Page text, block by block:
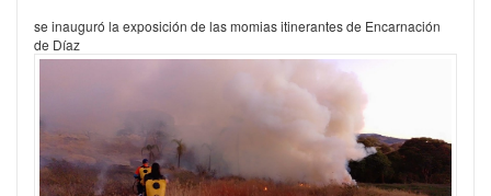
se inauguró la exposición de las momias itinerantes de Encarnación
de Díaz